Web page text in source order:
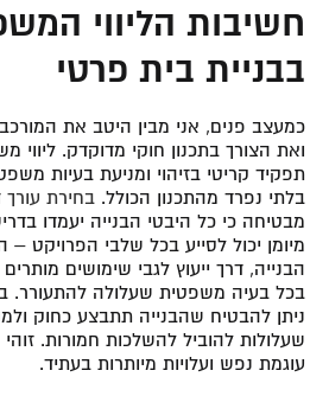
חשיבות הליווי
בבניית בית פרטי
כמעצב פנים, אני מבין היטב את
ואת הצורך בתכנון חוקי מדוקדק. ליווי
תפקיד קריטי בזיהוי ומניעת בעיות
בלתי נפרד מהתכנון הכולל. בחירת עורך
מבטיחה כי כל היבטי הבנייה יעמדו
מיומן יכול לסייע בכל שלבי הפרויקט
הבנייה, דרך ייעוץ לגבי שימושים
בכל בעיה משפטית שעלולה להתעורר.
ניתן להבטיח שהבנייה תתבצע כחוק
שעלולות להוביל להשלכות חמורות.
עוגמת נפש ועלויות מיותרות בעתיד.